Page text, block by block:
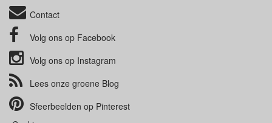
Contact
Volg ons op Facebook
Volg ons op Instagram
Lees onze groene Blog
Sfeerbeelden op Pinterest